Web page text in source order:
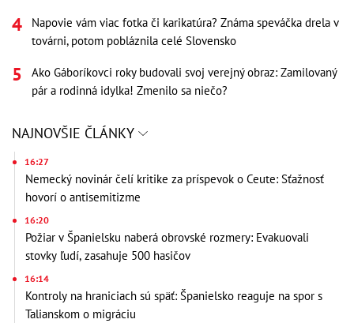
Napovie vám viac fotka či karikatúra? Známa speváčka drela v
továrni, potom pobláznila celé Slovensko
Ako Gáboríkovci roky budovali svoj verejný obraz: Zamilovaný
pár a rodinná idylka! Zmenilo sa niečo?
NAJNOVŠIE ČLÁNKY
16:27
Nemecký novinár čelí kritike za príspevok o Ceute: Sťažnosť
hovorí o antisemitizme
16:20
Požiar v Španielsku naberá obrovské rozmery: Evakuovali
stovky ľudí, zasahuje 500 hasičov
16:14
Kontroly na hraniciach sú späť: Španielsko reaguje na spor s
Talianskom o migráciu